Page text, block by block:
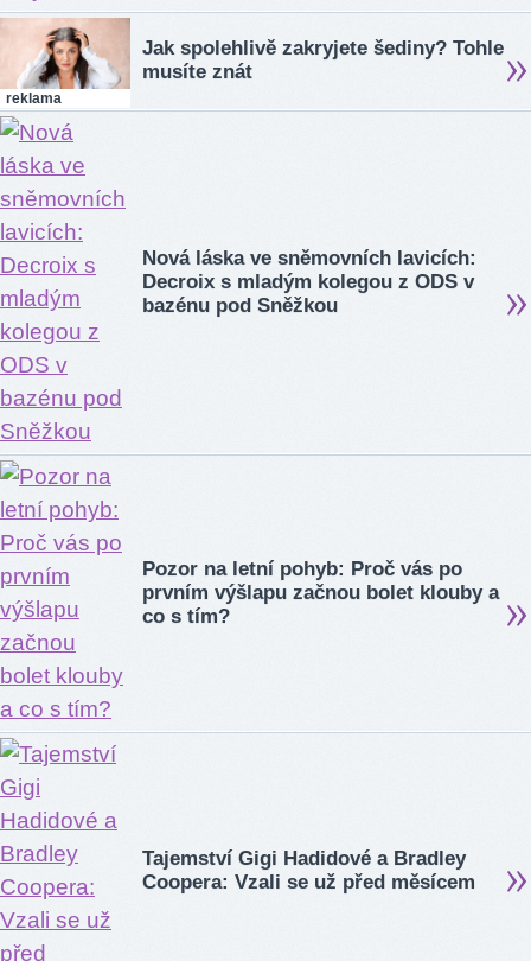
reklama
Jak spolehlivě zakryjete šediny? Tohle
musíte znát
Nová láska ve sněmovních lavicích:
Decroix s mladým kolegou z ODS v
bazénu pod Sněžkou
Pozor na letní pohyb: Proč vás po
prvním výšlapu začnou bolet klouby a
co s tím?
Tajemství Gigi Hadidové a Bradley
Coopera: Vzali se už před měsícem